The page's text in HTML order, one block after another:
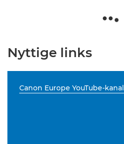
Nyttige links
Canon Europe YouTube-kanal